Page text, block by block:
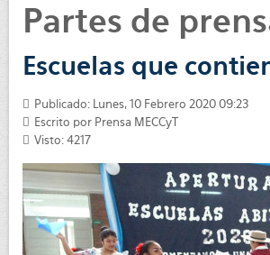
Partes de
Escuelas que
Publicado: Lunes, 10 Febrero 2020 09:23
Escrito por Prensa MECCyT
Visto: 4217